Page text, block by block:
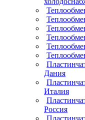
Дания
Италия
Россия